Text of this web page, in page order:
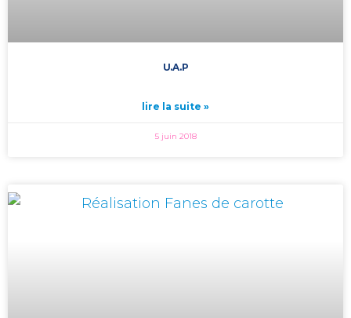
U.A.P
lire la suite »
5 juin 2018